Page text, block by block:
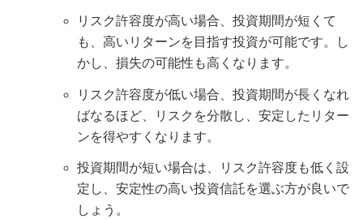
リスク許容度が高い場合、投資期間が短くて
も、高いリターンを目指す投資が可能です。し
かし、損失の可能性も高くなります。
リスク許容度が低い場合、投資期間が長くなれ
ばなるほど、リスクを分散し、安定したリター
ンを得やすくなります。
投資期間が短い場合は、リスク許容度も低く設
定し、安定性の高い投資信託を選ぶ方が良いで
しょう。